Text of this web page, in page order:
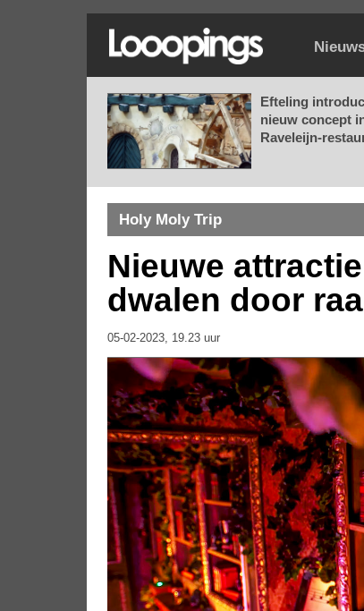
Efteling
nieuw concept
Raveleijn-
Holy Moly Trip
Nieuwe
dwalen door
05-02-2023, 19.23 uur